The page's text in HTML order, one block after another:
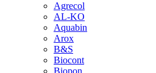
Agrecol
AL-KO
Aquabin
Arox
B&S
Biocont
Biopon